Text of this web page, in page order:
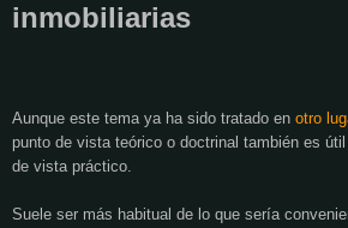
inmobiliarias
Aunque este tema ya ha sido tratado en otro
punto de vista teórico o doctrinal también es
de vista práctico.
Suele ser más habitual de lo que sería